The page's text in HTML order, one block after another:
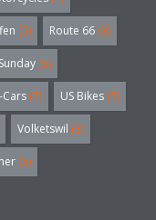
(5) Route 66 (3)
(5)
Cars (7) US Bikes (5)
Volketswil (3)
(5)